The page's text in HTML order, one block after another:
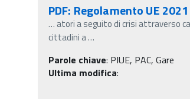
PDF: Regolamento UE
… atori a seguito di crisi attraverso
cittadini a…
Parole chiave: PIUE, PAC, Gare
Ultima modifica: